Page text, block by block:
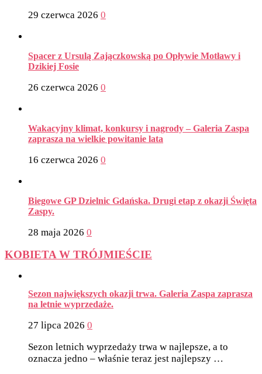
29 czerwca 2026 0
Spacer z Ursulą Zajączkowską po Opływie Motławy i
Dzikiej Fosie
26 czerwca 2026 0
Wakacyjny klimat, konkursy i nagrody – Galeria Zaspa
zaprasza na wielkie powitanie lata
16 czerwca 2026 0
Biegowe GP Dzielnic Gdańska. Drugi etap z okazji Święta
Zaspy.
28 maja 2026 0
KOBIETA W TRÓJMIEŚCIE
Sezon największych okazji trwa. Galeria Zaspa zaprasza
na letnie wyprzedaże.
27 lipca 2026 0
Sezon letnich wyprzedaży trwa w najlepsze, a to
oznacza jedno – właśnie teraz jest najlepszy …